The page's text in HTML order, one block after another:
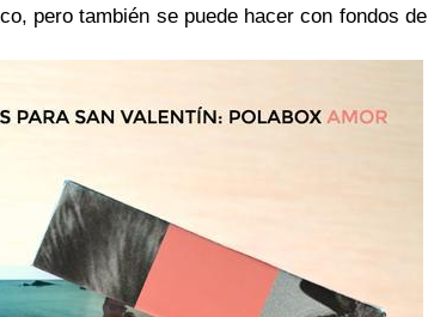
pero también se puede hacer con fondos de